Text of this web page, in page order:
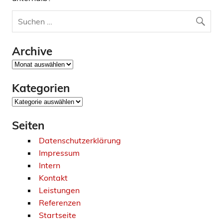
Archive
Archive
Kategorien
Kategorien
Seiten
Datenschutzerklärung
Impressum
Intern
Kontakt
Leistungen
Referenzen
Startseite